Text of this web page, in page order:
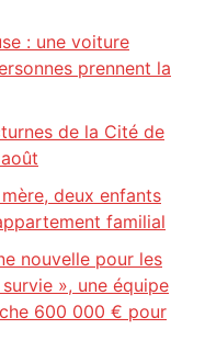
: une voiture
prennent la
de la Cité de
deux enfants
familial
nouvelle pour les
», une équipe
600 000 € pour